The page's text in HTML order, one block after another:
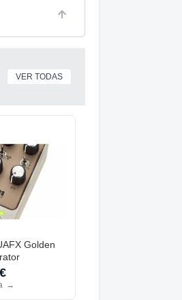
VER TODAS
Golden
→